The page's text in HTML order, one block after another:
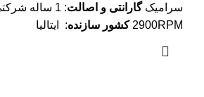
سرامیکگارانتی و اصالت: 1 ساله شرکتی
2900RPM کشور سازنده: ایتالیا